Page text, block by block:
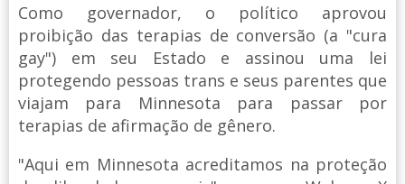
Como governador, o político aprovou
proibição das terapias de conversão (a "cura
gay") em seu Estado e assinou uma lei
protegendo pessoas trans e seus parentes que
viajam para Minnesota para passar por
terapias de afirmação de gênero.
"Aqui em Minnesota acreditamos na proteção